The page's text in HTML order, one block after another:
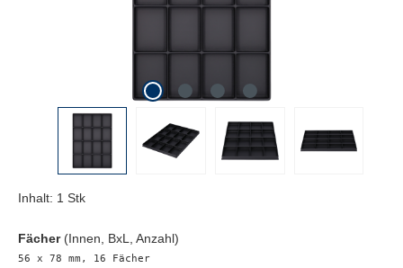
Inhalt: 1 Stk
Fächer (Innen, BxL, Anzahl)
56 x 78 mm, 16 Fächer